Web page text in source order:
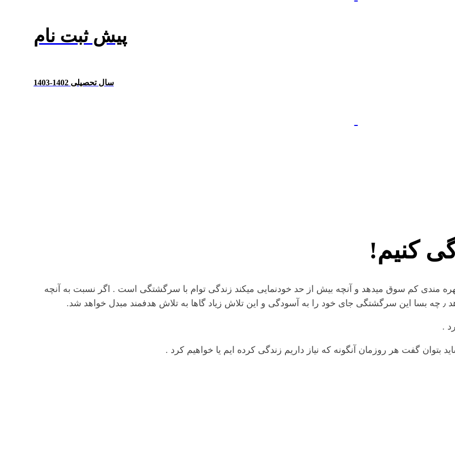
پیش ثبت نام
سال تحصیلی 1402-1403
کنیم!
مندی کم سوق میدهد و آنچه بیش از حد خودنمایی میکند زندگی توام با سرگشتگی است . اگر نسبت به آنچه
شد.
.
بتوان گفت هر روزمان آنگونه که نیاز داریم زندگی کرده ایم یا خواهیم کرد .